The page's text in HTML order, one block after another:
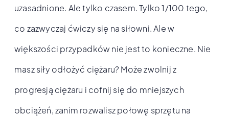
uzasadnione. Ale tylko czasem. Tylko 1/100 tego,
co zazwyczaj ćwiczy się na siłowni. Ale w
większości przypadków nie jest to konieczne. Nie
masz siły odłożyć ciężaru? Może zwolnij z
progresją ciężaru i cofnij się do mniejszych
obciążeń, zanim rozwalisz połowę sprzętu na